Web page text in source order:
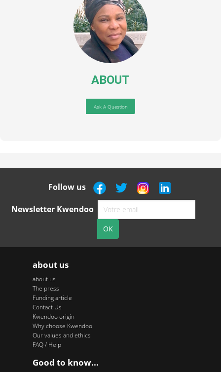
ABOUT
Ask A Question
Follow us
Newsletter Kwendoo
about us
about us
The press
Funding article
Contact Us
Kwendoo origin
Why choose Kwendoo
Our values and ethics
FAQ / Help
Good to know...